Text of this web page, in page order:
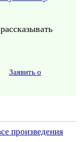
Заявить о
произведения